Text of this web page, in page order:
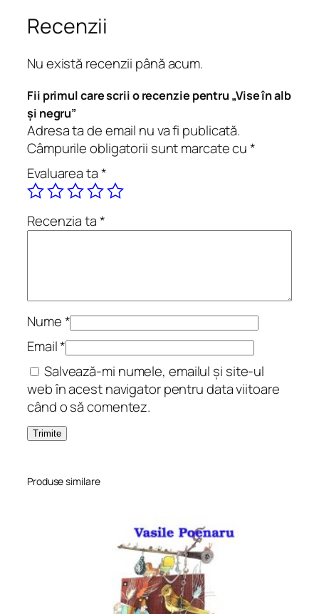
s
e
î
n
a
l
b
ș
n
e
g
r
Recenzii
Nu există recenzii până acum.
Fii primul care scrii o recenzie pentru „Vise în alb
și negru”
Adresa ta de email nu va fi publicată.
Câmpurile obligatorii sunt marcate cu*
Evaluarea ta*
Recenzia ta*
Nume*
Email*
Salvează-mi numele, emailul și site-ul
web în acest navigator pentru data viitoare
când o să comentez.
Produse similare